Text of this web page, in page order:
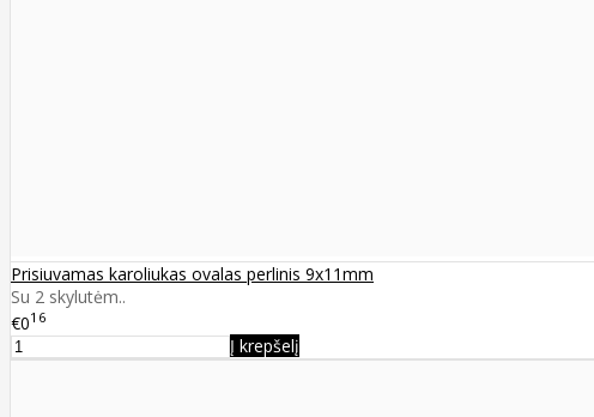
Prisiuvamas karoliukas ovalas perlinis 9x11mm
Su 2 skylutėm..
€016
Į krepšelį